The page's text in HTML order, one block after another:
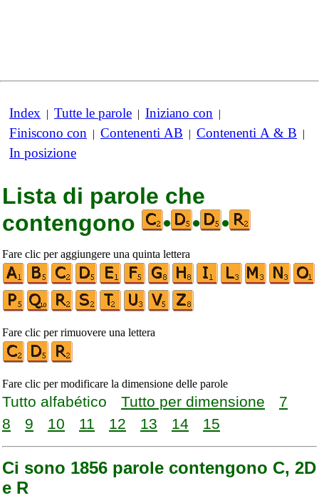
Index | Tutte le parole | Iniziano con |
Finiscono con | Contenenti AB | Contenenti A & B |
In posizione
Lista di parole che
contengono
• • •
Fare clic per aggiungere una quinta lettera
Fare clic per rimuovere una lettera
Fare clic per modificare la dimensione delle parole
Tutto alfabético Tutto per dimensione
7
8
9 10 11 12 13 14 15
Ci sono 1856 parole contengono C, 2D
e R